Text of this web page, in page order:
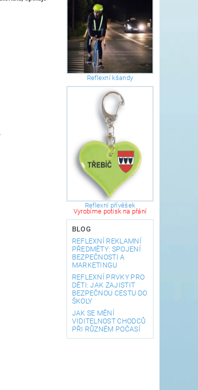
.
Reflexní kšandy
Reflexní přívěšek
Vyrobíme potisk na přání
BLOG
REFLEXNÍ REKLAMNÍ
PŘEDMĚTY: SPOJENÍ
BEZPEČNOSTI A
MARKETINGU
REFLEXNÍ PRVKY PRO
DĚTI: JAK ZAJISTIT
BEZPEČNOU CESTU DO
ŠKOLY
JAK SE MĚNÍ
VIDITELNOST CHODCŮ
PŘI RŮZNÉM POČASÍ